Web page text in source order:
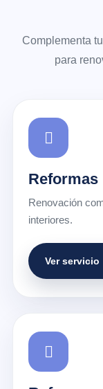
Complementa
para
Renovación
interiores.
Ver servicio